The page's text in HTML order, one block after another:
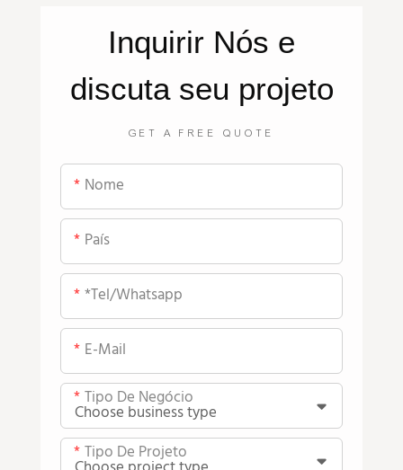
Inquirir Nós e
discuta seu projeto
GET A FREE QUOTE
Nome
País
*tel/whatsapp
E-Mail
Tipo De Negócio
Tipo De Projeto